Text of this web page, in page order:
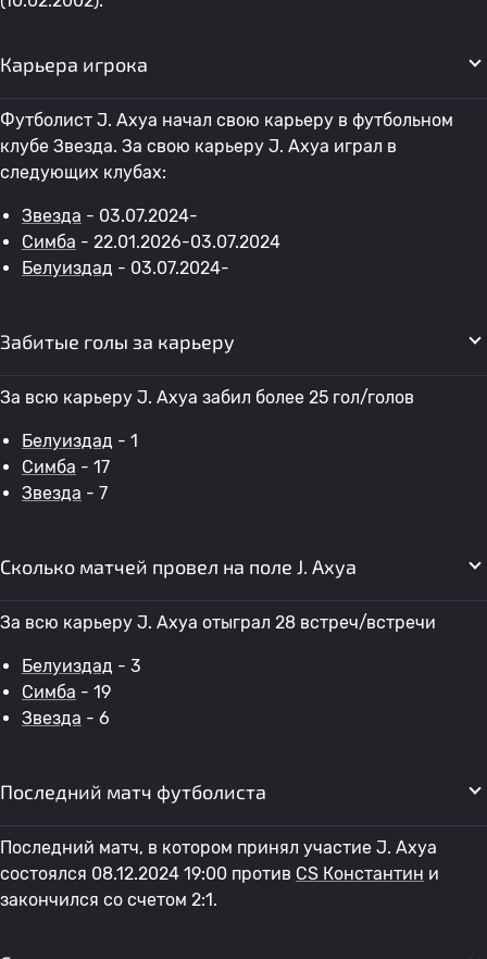
Карьера игрока
Футболист J. Ахуа начал свою карьеру в футбольном
клубе Звезда. За свою карьеру J. Ахуа играл в
следующих клубах:
Звезда - 03.07.2024-
Симба - 22.01.2026-03.07.2024
Белуиздад - 03.07.2024-
Забитые голы за карьеру
За всю карьеру J. Ахуа забил более 25 гол/голов
Белуиздад - 1
Симба - 17
Звезда - 7
Сколько матчей провел на поле J. Ахуа
За всю карьеру J. Ахуа отыграл 28 встреч/встречи
Белуиздад - 3
Симба - 19
Звезда - 6
Последний матч футболиста
Последний матч, в котором принял участие J. Ахуа
состоялся 08.12.2024 19:00 против CS Константин и
закончился со счетом 2:1.